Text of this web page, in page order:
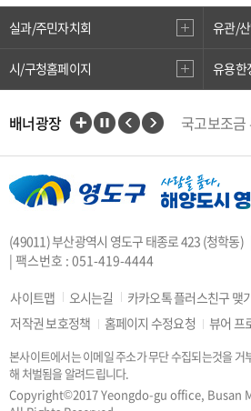
실과/주민자치회 유관/
시/구청홈페이지 유용한
배너광장
국고보조금
지적측량바
안전속도
카카오톡
중앙부처
복지·보조
지방소득세
행복출산
도로명주소
부산광역
(49011) 부산광역시 영도구 태종로 423 (청학동)
| 팩스번호 : 051-419-4444
사이트맵 오시는길 카카오톡 플러스친구 맺
저작권 보호정책
홈페이지 수정요청 뷰어 프
본사이트에서는 이메일 주소가 무단 수집되는것을 거
해 처벌됨을 알려드립니다.
Copyright©2017 Yeongdo-gu office, Busan